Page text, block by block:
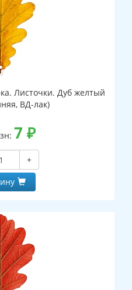
Листочки. Дуб желтый
ВД-лак)
7 ₽
+